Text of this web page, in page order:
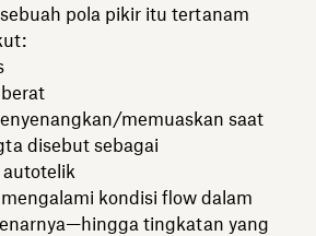
pola pikir itu tertanam
memuaskan saat
disebut sebagai
kondisi flow dalam
tingkatan yang